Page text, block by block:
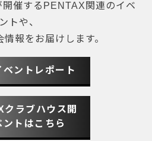
開催するPENTAX関連のイベ
ントや、
報をお届けします。
ベントレポート
クラブハウス開
ントはこちら